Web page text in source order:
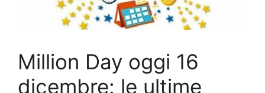
Million Day oggi 16
dicembre: le ultime